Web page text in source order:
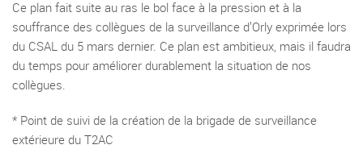
Ce plan fait suite au ras le bol face à la pression et à la
souffrance des collègues de la surveillance d’Orly exprimée lors
du CSAL du 5 mars dernier. Ce plan est ambitieux, mais il faudra
du temps pour améliorer durablement la situation de nos
collègues.
* Point de suivi de la création de la brigade de surveillance
extérieure du T2AC